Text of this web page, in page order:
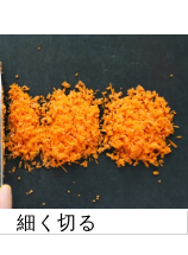
細く切る